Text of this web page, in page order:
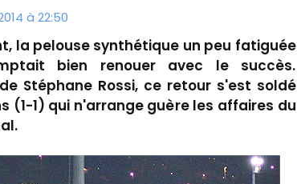
à 22:50
la pelouse synthétique un peu fatiguée
bien renouer avec le succès.
Stéphane Rossi, ce retour s'est soldé
(1-1) qui n'arrange guère les affaires du